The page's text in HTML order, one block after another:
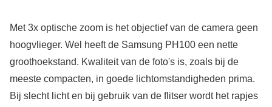
Met 3x optische zoom is het objectief van de camera geen
hoogvlieger. Wel heeft de Samsung PH100 een nette
groothoekstand. Kwaliteit van de foto's is, zoals bij de
meeste compacten, in goede lichtomstandigheden prima.
Bij slecht licht en bij gebruik van de flitser wordt het rapjes